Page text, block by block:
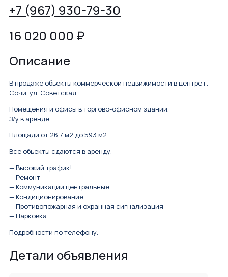
+7 (967) 930-79-30
16 020 000 ₽
Описание
В продаже объекты коммерческой недвижимости в центре г.
Сочи, ул. Советская
Помещения и офисы в торгово-офисном здании.
З/у в аренде.
Площади от 26,7 м2 до 593 м2
Все объекты сдаются в аренду.
— Высокий трафик!
— Ремонт
— Коммуникации центральные
— Кондиционирование
— Противопожарная и охранная сигнализация
— Парковка
Подробности по телефону.
Детали объявления